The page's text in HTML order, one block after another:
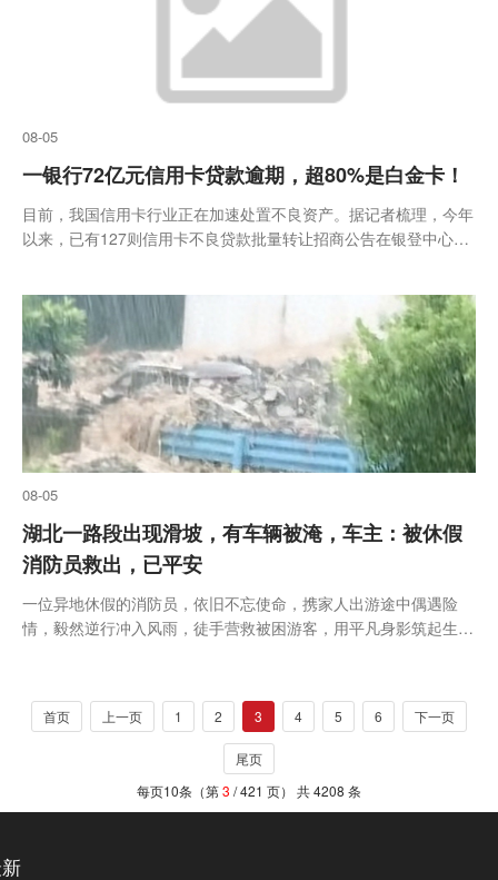
08-05
一银行72亿元信用卡贷款逾期，超80%是白金卡！
目前，我国信用卡行业正在加速处置不良资产。据记者梳理，今年
以来，已有127则信用卡不良贷款批量转让招商公告在银登中心挂
出，这...
08-05
湖北一路段出现滑坡，有车辆被淹，车主：被休假
消防员救出，已平安
一位异地休假的消防员，依旧不忘使命，携家人出游途中偶遇险
情，毅然逆行冲入风雨，徒手营救被困游客，用平凡身影筑起生命
远滚烫。愿...
首页 上一页 1 2 3 4 5 6 下一页
尾页
每页10条（第3 / 421 页） 共 4208 条